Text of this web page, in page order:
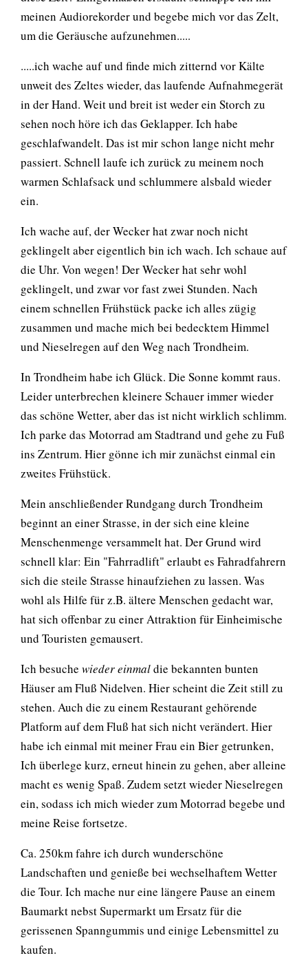
meinen Audiorekorder und begebe mich vor das Zelt,
um die Geräusche aufzunehmen.....
.....ich wache auf und finde mich zitternd vor Kälte
unweit des Zeltes wieder, das laufende Aufnahmegerät
in der Hand. Weit und breit ist weder ein Storch zu
sehen noch höre ich das Geklapper. Ich habe
geschlafwandelt. Das ist mir schon lange nicht mehr
passiert. Schnell laufe ich zurück zu meinem noch
warmen Schlafsack und schlummere alsbald wieder
ein.
Ich wache auf, der Wecker hat zwar noch nicht
geklingelt aber eigentlich bin ich wach. Ich schaue auf
die Uhr. Von wegen! Der Wecker hat sehr wohl
geklingelt, und zwar vor fast zwei Stunden. Nach
einem schnellen Frühstück packe ich alles zügig
zusammen und mache mich bei bedecktem Himmel
und Nieselregen auf den Weg nach Trondheim.
In Trondheim habe ich Glück. Die Sonne kommt raus.
Leider unterbrechen kleinere Schauer immer wieder
das schöne Wetter, aber das ist nicht wirklich schlimm.
Ich parke das Motorrad am Stadtrand und gehe zu Fuß
ins Zentrum. Hier gönne ich mir zunächst einmal ein
zweites Frühstück.
Mein anschließender Rundgang durch Trondheim
beginnt an einer Strasse, in der sich eine kleine
Menschenmenge versammelt hat. Der Grund wird
schnell klar: Ein "Fahrradlift" erlaubt es Fahradfahrern
sich die steile Strasse hinaufziehen zu lassen. Was
wohl als Hilfe für z.B. ältere Menschen gedacht war,
hat sich offenbar zu einer Attraktion für Einheimische
und Touristen gemausert.
Ich besuche wieder einmaldie bekannten bunten
Häuser am Fluß Nidelven. Hier scheint die Zeit still zu
stehen. Auch die zu einem Restaurant gehörende
Platform auf dem Fluß hat sich nicht verändert. Hier
habe ich einmal mit meiner Frau ein Bier getrunken,
Ich überlege kurz, erneut hinein zu gehen, aber alleine
macht es wenig Spaß. Zudem setzt wieder Nieselregen
ein, sodass ich mich wieder zum Motorrad begebe und
meine Reise fortsetze.
Ca. 250km fahre ich durch wunderschöne
Landschaften und genieße bei wechselhaftem Wetter
die Tour. Ich mache nur eine längere Pause an einem
Baumarkt nebst Supermarkt um Ersatz für die
gerissenen Spanngummis und einige Lebensmittel zu
kaufen.